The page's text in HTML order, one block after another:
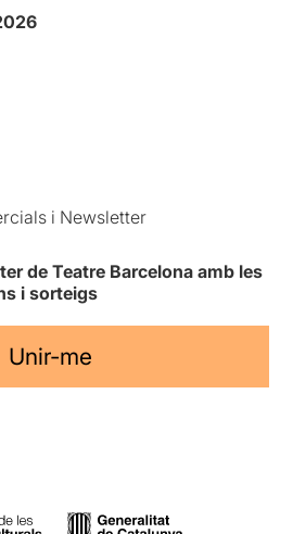
i Newsletter
de Teatre Barcelona amb les
i sorteigs
Unir-me